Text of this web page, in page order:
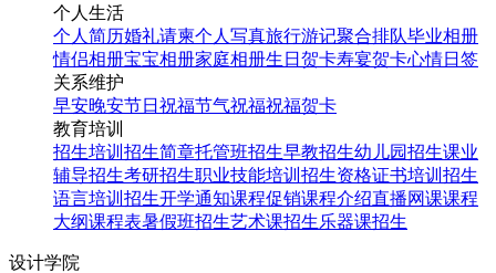
个人生活
个人简历婚礼请柬个人写真旅行游记聚合排队毕业相册
情侣相册宝宝相册家庭相册生日贺卡寿宴贺卡心情日签
关系维护
早安晚安节日祝福节气祝福祝福贺卡
教育培训
招生培训 招生简章托管班招生早教招生幼儿园招生课业
辅导招生考研招生职业技能培训招生资格证书培训招生
语言培训招生开学通知课程促销课程介绍直播网课课程
大纲课程表暑假班招生艺术课招生乐器课招生
设计学院